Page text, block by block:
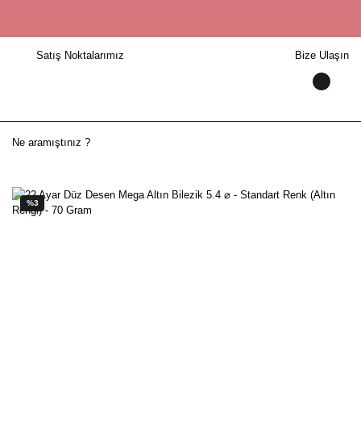
Satış Noktalarımız Bize Ulaşın
%3